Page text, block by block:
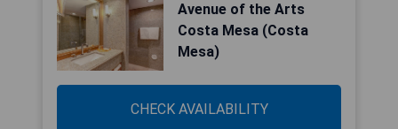
Avenue of the Arts
Costa Mesa (Costa
Mesa)
CHECK AVAILABILITY